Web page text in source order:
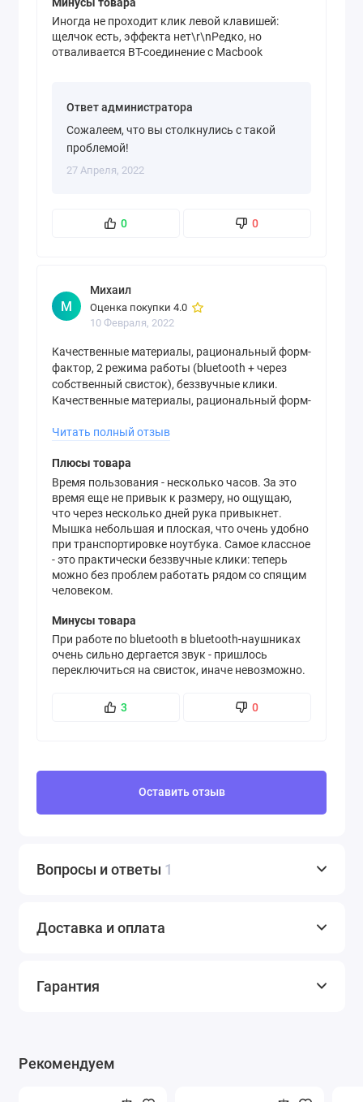
Иногда не проходит клик левой клавишей:
щелчок есть, эффекта нет\r\nРедко, но
отваливается BT-соединение с Macbook
0 0
Ответ администратора
Сожалеем, что вы столкнулись с такой
проблемой!
27 Апреля, 2022
М
Михаил
Оценка покупки 4.0
10 Февраля, 2022
Качественные материалы, рациональный форм-
фактор, 2 режима работы (bluetooth + через
собственный свисток), беззвучные клики.
Качественные материалы, рациональный форм-
собственный свисток), беззвучные клики.
Читать полный отзыв
Плюсы товара
Время пользования - несколько часов. За это
время еще не привык к размеру, но ощущаю,
что через несколько дней рука привыкнет.
Мышка небольшая и плоская, что очень удобно
при транспортировке ноутбука. Самое классное
- это практически беззвучные клики: теперь
можно без проблем работать рядом со спящим
человеком.
Минусы товара
При работе по bluetooth в bluetooth-наушниках
очень сильно дергается звук - пришлось
переключиться на свисток, иначе невозможно.
3 0
Оставить отзыв
Вопросы и ответы 1
Доставка и оплата
Гарантия
Рекомендуем